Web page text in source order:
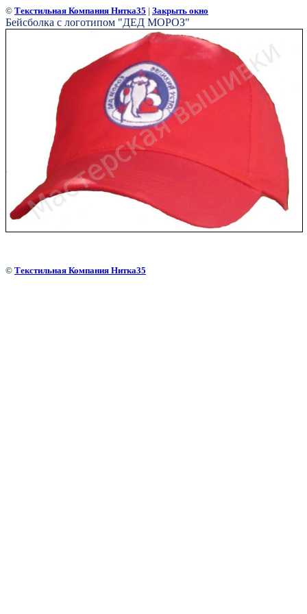
© Текстильная Компания Нитка35 | Закрыть окно
Бейсболка с логотипом "ДЕД МОРОЗ"
© Текстильная Компания Нитка35